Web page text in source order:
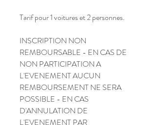
Tarif pour 1 voitures et 2 personnes.
INSCRIPTION NON
REMBOURSABLE - EN CAS DE
NON PARTICIPATION A
L'EVENEMENT AUCUN
REMBOURSEMENT NE SERA
POSSIBLE - EN CAS
D'ANNULATION DE
L'EVENEMENT PAR